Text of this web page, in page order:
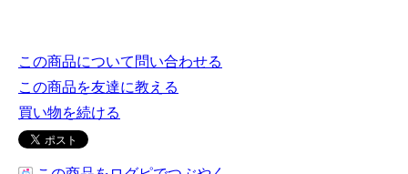
この商品について問い合わせる
この商品を友達に教える
買い物を続ける